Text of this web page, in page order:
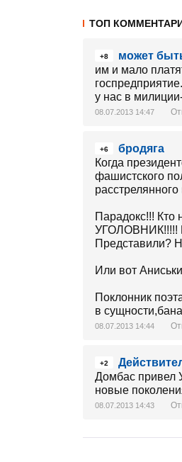
ТОП
+8
может
им и мало
у нас в
08.07.2013 14:47
+6
бродяга
Когда
фашистского
Парадокс!!!
УГОЛОВНИК!!!!!
Представили?
Или вот
Поклонник
в
08.07.2013 14:44
+2
Домбас привел
новые
08.07.2013 14:43